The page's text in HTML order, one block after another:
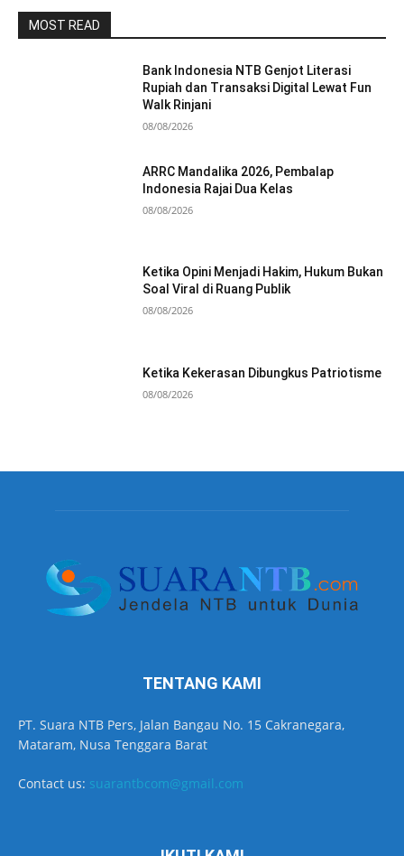
MOST READ
Bank Indonesia NTB Genjot Literasi
Rupiah dan Transaksi Digital Lewat Fun
Walk Rinjani
08/08/2026
ARRC Mandalika 2026, Pembalap
Indonesia Rajai Dua Kelas
08/08/2026
Ketika Opini Menjadi Hakim, Hukum Bukan
Soal Viral di Ruang Publik
08/08/2026
Ketika Kekerasan Dibungkus Patriotisme
08/08/2026
TENTANG KAMI
PT. Suara NTB Pers, Jalan Bangau No. 15 Cakranegara,
Mataram, Nusa Tenggara Barat
Contact us: suarantbcom@gmail.com